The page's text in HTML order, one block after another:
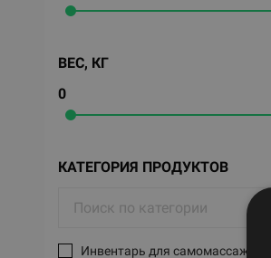
ВЕС, КГ
0
КАТЕГОРИЯ ПРОДУКТОВ
Инвентарь для самомассажа